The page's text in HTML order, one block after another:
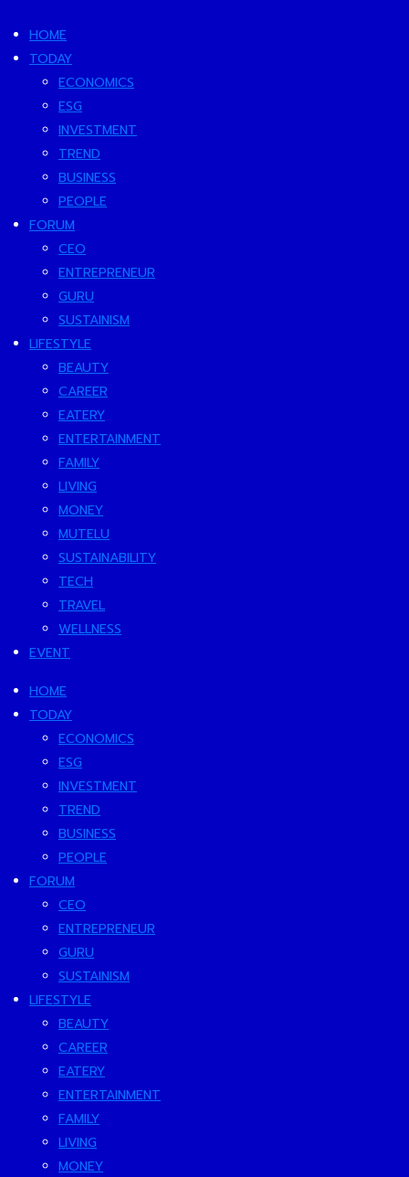
HOME
TODAY
ECONOMICS
ESG
INVESTMENT
TREND
BUSINESS
PEOPLE
FORUM
CEO
ENTREPRENEUR
GURU
SUSTAINISM
LIFESTYLE
BEAUTY
CAREER
EATERY
ENTERTAINMENT
FAMILY
LIVING
MONEY
MUTELU
SUSTAINABILITY
TECH
TRAVEL
WELLNESS
EVENT
HOME
TODAY
ECONOMICS
ESG
INVESTMENT
TREND
BUSINESS
PEOPLE
FORUM
CEO
ENTREPRENEUR
GURU
SUSTAINISM
LIFESTYLE
BEAUTY
CAREER
EATERY
ENTERTAINMENT
FAMILY
LIVING
MONEY